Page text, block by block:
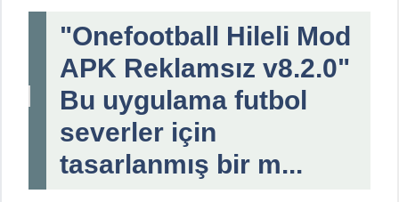
"Onefootball Hileli Mod
APK Reklamsız v8.2.0"
Bu uygulama futbol
severler için
tasarlanmış bir m...